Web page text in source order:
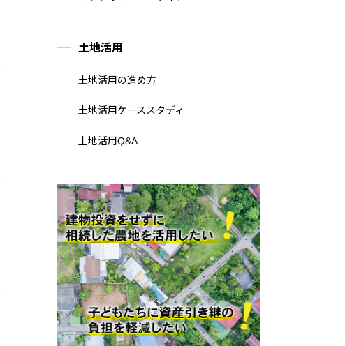
土地活用
土地活用の進め方
土地活用ケーススタディ
土地活用Q&A